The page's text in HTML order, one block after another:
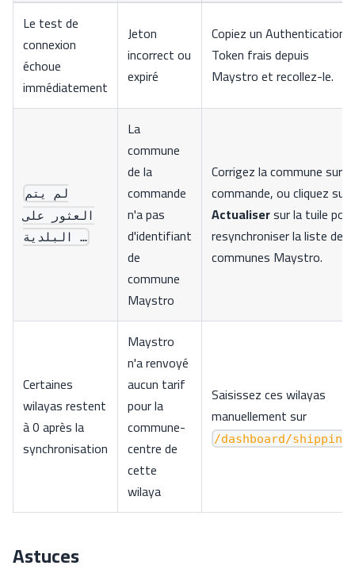
Le test de
connexion
échoue
immédiatement
Jeton
incorrect ou
expiré
Copiez un Authentication
Token frais depuis
Maystro et recollez-le.
لم يتم
العثور على
البلدية …
La
commune
de la
commande
n'a pas
d'identifiant
de
commune
Maystro
Corrigez la commune sur la
commande, ou cliquez sur
Actualisersur la tuile pour
resynchroniser la liste de
communes Maystro.
Certaines
wilayas restent
à 0 après la
synchronisation
Maystro
n'a renvoyé
aucun tarif
pour la
commune-
centre de
cette
wilaya
Saisissez ces wilayas
manuellement sur
/dashboard/shipping
Astuces